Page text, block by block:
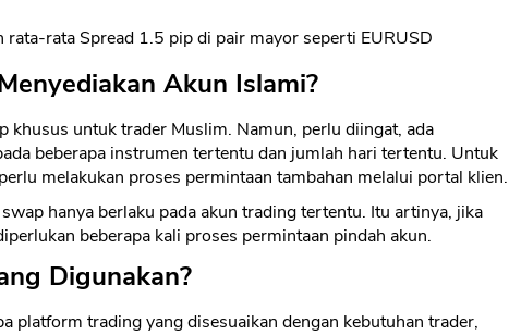
rata Spread 1.5 pip di pair mayor seperti EURUSD
Akun Islami?
khusus untuk trader Muslim. Namun, perlu diingat, ada
beberapa instrumen tertentu dan jumlah hari tertentu. Untuk
melakukan proses permintaan tambahan melalui portal klien.
hanya berlaku pada akun trading tertentu. Itu artinya, jika
beberapa kali proses permintaan pindah akun.
Digunakan?
platform trading yang disesuaikan dengan kebutuhan trader,